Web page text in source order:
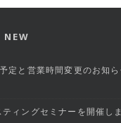
NEW
定と営業時間変更のお知ら
ティングセミナーを開催し